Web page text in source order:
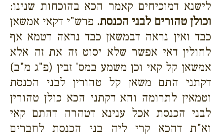
לישנא דמוכיחים קאמר הכא בהוכחות שנינו:
וכולן טהורים לבני הכנסת. פרש"י דקאי אמשאן
כבד ואין נראה דבמשאן כבד נראה דטמא אף
לחולין דאי אפשר שלא יסוט זה את זה אלא
אמשאן קל קאי וכן משמע במס' זבין (פ"ג מ"ב)
דקתני התם משאן קל טהורין לבני הכנסת
וטמאין לתרומה והא דקתני הכא כולן טהורין
לבני הכנסת אכל ענינא דטהרה דהתם קאי
וא"ת דהכא קרי ליה בני הכנסת לחברים